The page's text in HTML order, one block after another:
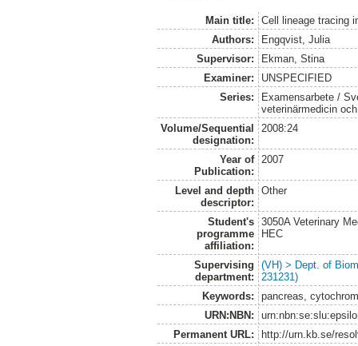
Main title:
Cell lineage tracing
Authors:
Engqvist, Julia
Supervisor:
Ekman, Stina
Examiner:
UNSPECIFIED
Series:
Examensarbete /
veterinärmedicin
Volume/Sequential
designation:
2008:24
Year of
Publication:
2007
Level and depth
descriptor:
Other
Student's
programme
affiliation:
3050A Veterinary
HEC
Supervising
department:
(VH) > Dept. of
231231)
Keywords:
pancreas,
URN:NBN:
Permanent URL:
http://urn.kb.se/